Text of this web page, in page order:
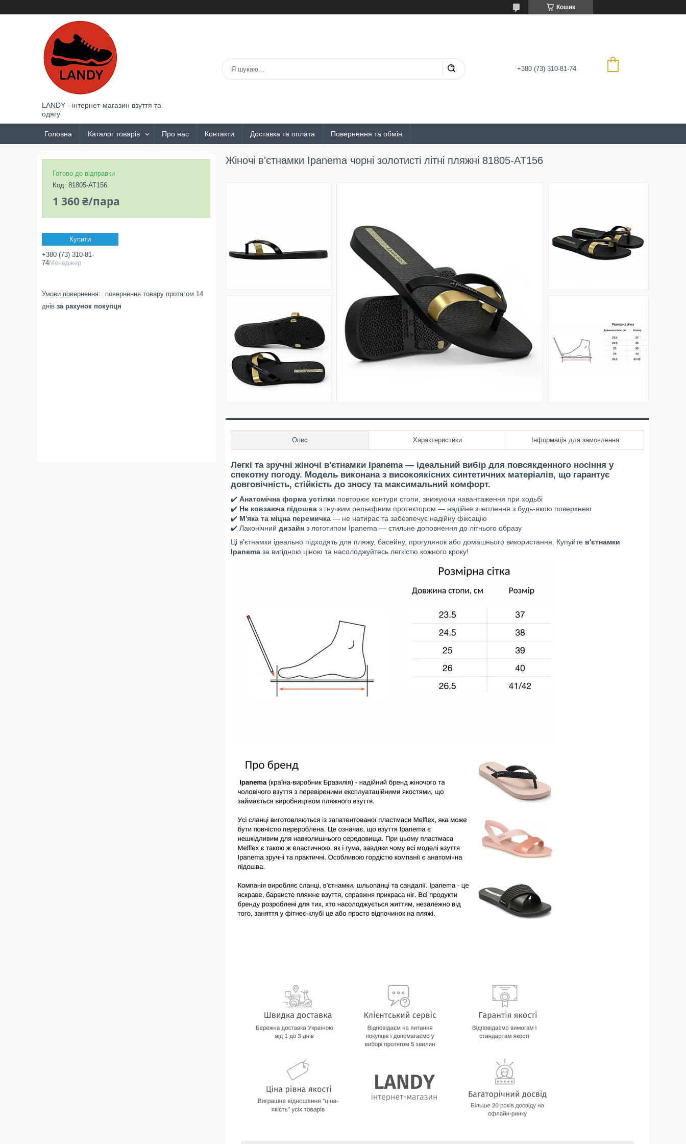
Кошик
LANDY - інтернет-магазин взуття та
одягу
+380 (73) 310-81-74
Головна Каталог товарів Про нас Контакти Доставка та оплата Повернення та обмін
Жіночі в'єтнамки Ipanema чорні золотисті літні пляжні 81805-AT156
Опис Характеристики Інформація для замовлення
Легкі та зручні жіночі в'єтнамки Ipanema — ідеальний вибір для повсякденного носіння у
спекотну погоду. Модель виконана з високоякісних синтетичних матеріалів, що гарантує
довговічність, стійкість до зносута максимальний комфорт.
✔️ Анатомічна форма устілки повторює контури стопи, знижуючи навантаження при ходьбі
✔️ Не ковзаюча підошва з гнучким рельєфним протектором — надійне зчеплення з будь-якою поверхнею
✔️ М'яка та міцна перемичка — не натирає та забезпечує надійну фіксацію
✔️ Лаконічний дизайн з логотипом Ipanema — стильне доповнення до літнього образу
Ці в'єтнамки ідеально підходять для пляжу, басейну, прогулянок або домашнього використання. Купуйте в'єтнамки
Ipanema за вигідною ціною та насолоджуйтесь легкістю кожного кроку!
Готово до відправки
Код: 81805-AT156
1 360 ₴/пара
Купити
+380 (73) 310-81-
74Менеджер
повернення товару протягом 14
днів за рахунок покупця